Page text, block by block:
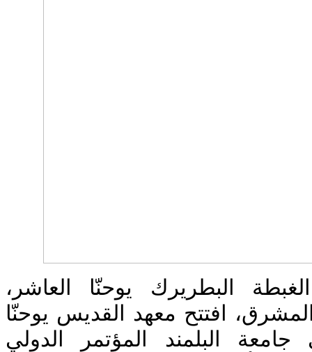
البطريرك يوحنّا العاشر،
افتتح معهد القديس يوحنّا
البلمند المؤتمر الدولي